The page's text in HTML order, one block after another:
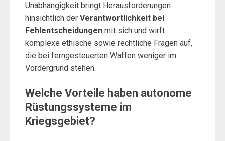
Unabhängigkeit bringt Herausforderungen
hinsichtlich der Verantwortlichkeit bei
Fehlentscheidungen mit sich und wirft
komplexe ethische sowie rechtliche Fragen auf,
die bei ferngesteuerten Waffen weniger im
Vordergrund stehen.
Welche Vorteile haben autonome
Rüstungssysteme im
Kriegsgebiet?